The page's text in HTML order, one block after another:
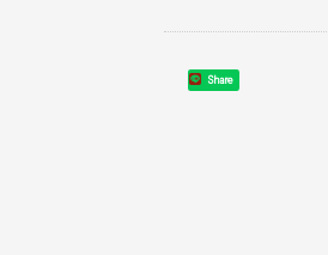
Share